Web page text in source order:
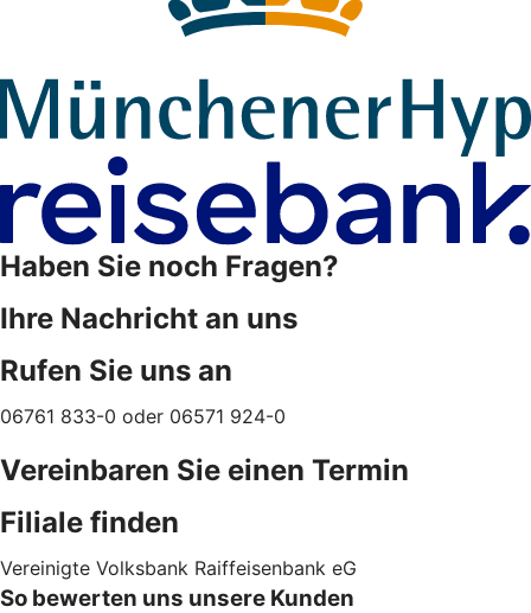
Haben Sie noch Fragen?
Ihre Nachricht an uns
Rufen Sie uns an
06761 833-0 oder 06571 924-0
Vereinbaren Sie einen Termin
Filiale finden
Vereinigte Volksbank Raiffeisenbank eG
So bewerten uns unsere Kunden